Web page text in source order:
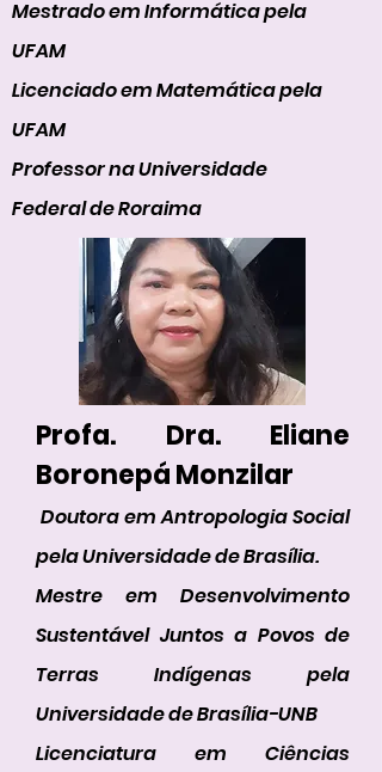
Mestrado em Informática pela
UFAM
Licenciado em Matemática pela
UFAM
Professor na Universidade
Federal de Roraima
Profa. Dra. Eliane
Boronepá Monzilar
Doutora em Antropologia Social
pela Universidade de Brasília.
Mestre em Desenvolvimento
Sustentável Juntos a Povos de
Terras Indígenas pela
Universidade de Brasília-UNB
Licenciatura em Ciências